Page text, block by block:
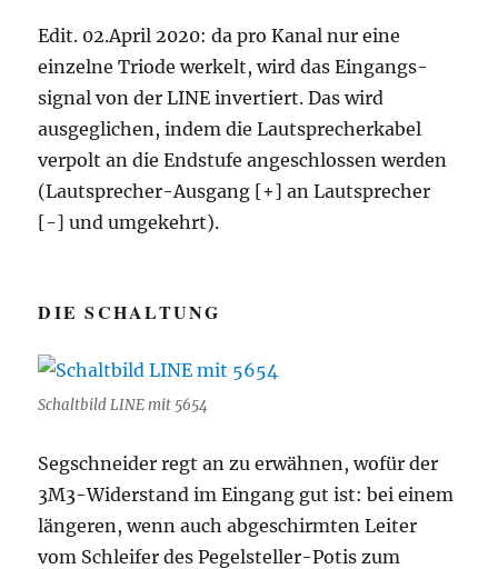
Edit. 02.April 2020: da pro Kanal nur eine
einzelne Triode werkelt, wird das Eingangs-
signal von der LINE invertiert. Das wird
ausgeglichen, indem die Lautsprecherkabel
verpolt an die Endstufe angeschlossen werden
(Lautsprecher-Ausgang [+] an Lautsprecher
[-] und umgekehrt).
DIE SCHALTUNG
Schaltbild LINE mit 5654
Segschneider regt an zu erwähnen, wofür der
3M3-Widerstand im Eingang gut ist: bei einem
längeren, wenn auch abgeschirmten Leiter
vom Schleifer des Pegelsteller-Potis zum